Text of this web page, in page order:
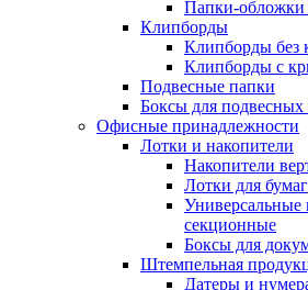
Папки-обложки
Клипборды
Клипборды без
Клипборды с
Подвесные папки
Боксы для подвесных
Офисные принадлежности
Лотки и накопители
Накопители
Лотки для бумаг
Универсальные
секционные
Боксы для
Штемпельная
Датеры и